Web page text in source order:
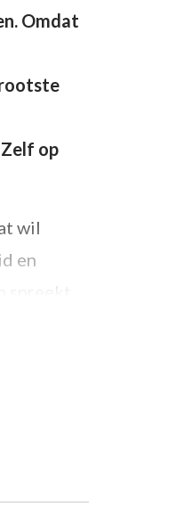
Omdat
op
wil
en
– de
in